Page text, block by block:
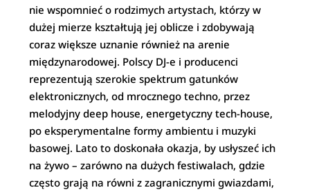
nie wspomnieć o rodzimych artystach, którzy w
dużej mierze kształtują jej oblicze i zdobywają
coraz większe uznanie również na arenie
międzynarodowej. Polscy DJ-e i producenci
reprezentują szerokie spektrum gatunków
elektronicznych, od mrocznego techno, przez
melodyjny deep house, energetyczny tech-house,
po eksperymentalne formy ambientu i muzyki
basowej. Lato to doskonała okazja, by usłyszeć ich
na żywo – zarówno na dużych festiwalach, gdzie
często grają na równi z zagranicznymi gwiazdami,